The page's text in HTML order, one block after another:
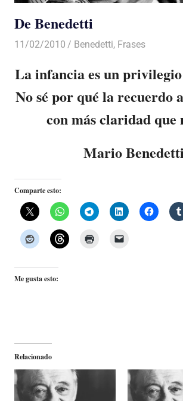
De Benedetti
11/02/2010 Luis Castellanos
Benedetti, Frases
La infancia es un
No sé por qué la recuerdo
con más claridad que
Mario Benedetti
Comparte esto:
Me gusta esto:
Relacionado